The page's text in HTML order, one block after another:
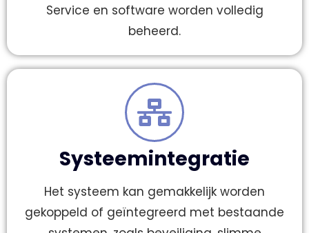
Service en software worden volledig
beheerd.
Systeemintegratie
Het systeem kan gemakkelijk worden
gekoppeld of geïntegreerd met bestaande